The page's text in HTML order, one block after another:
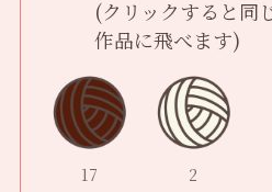
(クリックすると同
作品に飛べます)
17 2